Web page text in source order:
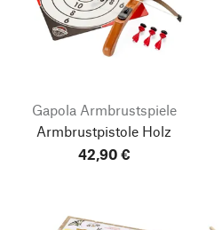
Gapola Armbrustspiele
Armbrustpistole Holz
42,90 €